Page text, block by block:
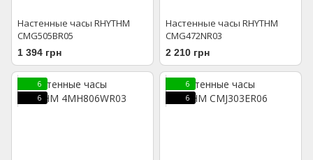
Настенные часы RHYTHM
CMG505BR05
1 394 грн
Настенные часы RHYTHM
CMG472NR03
2 210 грн
6
6
6
6